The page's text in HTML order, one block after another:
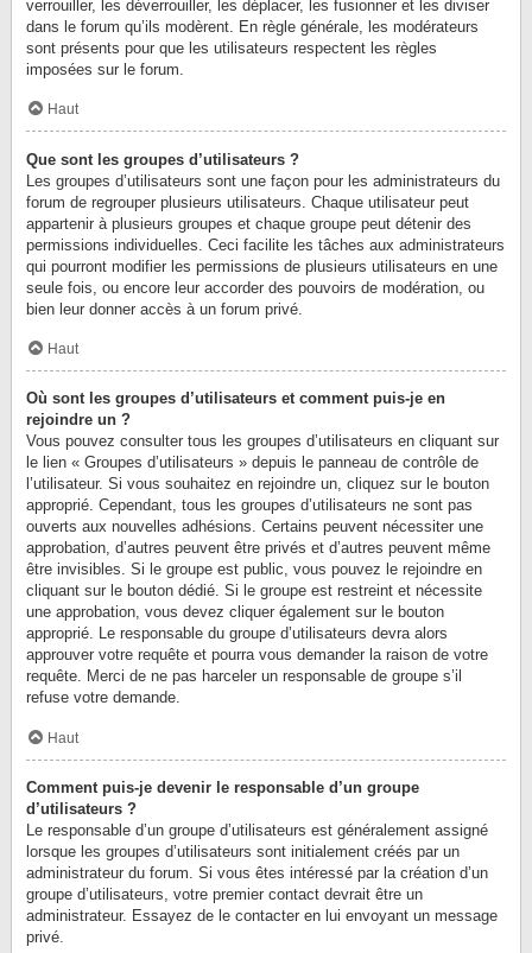
verrouiller, les déverrouiller, les déplacer, les fusionner et les diviser
dans le forum qu’ils modèrent. En règle générale, les modérateurs
sont présents pour que les utilisateurs respectent les règles
imposées sur le forum.
Haut
Que sont les groupes d’utilisateurs ?
Les groupes d’utilisateurs sont une façon pour les administrateurs du
forum de regrouper plusieurs utilisateurs. Chaque utilisateur peut
appartenir à plusieurs groupes et chaque groupe peut détenir des
permissions individuelles. Ceci facilite les tâches aux administrateurs
qui pourront modifier les permissions de plusieurs utilisateurs en une
seule fois, ou encore leur accorder des pouvoirs de modération, ou
bien leur donner accès à un forum privé.
Haut
Où sont les groupes d’utilisateurs et comment puis-je en
rejoindre un ?
Vous pouvez consulter tous les groupes d’utilisateurs en cliquant sur
le lien « Groupes d’utilisateurs » depuis le panneau de contrôle de
l’utilisateur. Si vous souhaitez en rejoindre un, cliquez sur le bouton
approprié. Cependant, tous les groupes d’utilisateurs ne sont pas
ouverts aux nouvelles adhésions. Certains peuvent nécessiter une
approbation, d’autres peuvent être privés et d’autres peuvent même
être invisibles. Si le groupe est public, vous pouvez le rejoindre en
cliquant sur le bouton dédié. Si le groupe est restreint et nécessite
une approbation, vous devez cliquer également sur le bouton
approprié. Le responsable du groupe d’utilisateurs devra alors
approuver votre requête et pourra vous demander la raison de votre
requête. Merci de ne pas harceler un responsable de groupe s’il
refuse votre demande.
Haut
Comment puis-je devenir le responsable d’un groupe
d’utilisateurs ?
Le responsable d’un groupe d’utilisateurs est généralement assigné
lorsque les groupes d’utilisateurs sont initialement créés par un
administrateur du forum. Si vous êtes intéressé par la création d’un
groupe d’utilisateurs, votre premier contact devrait être un
administrateur. Essayez de le contacter en lui envoyant un message
privé.